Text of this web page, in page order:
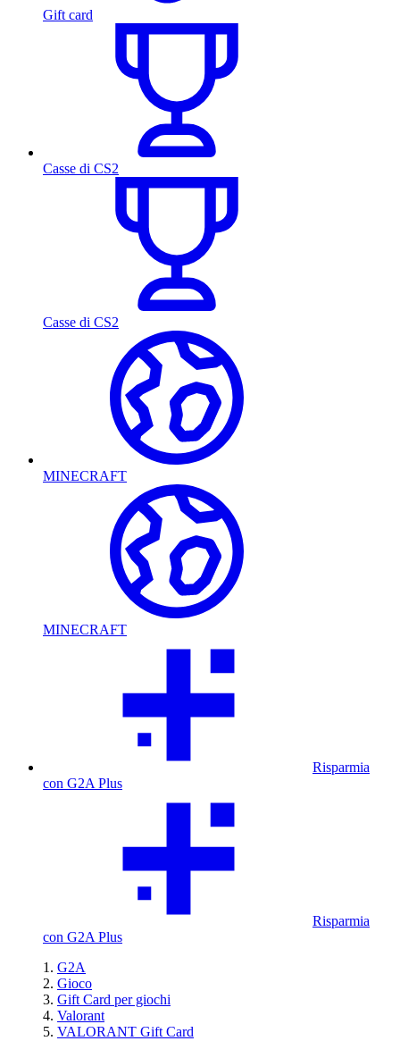
Gift card
Casse di CS2
Casse di CS2
MINECRAFT
MINECRAFT
Risparmia
con G2A Plus
Risparmia
con G2A Plus
G2A
Gioco
Gift Card per giochi
Valorant
VALORANT Gift Card